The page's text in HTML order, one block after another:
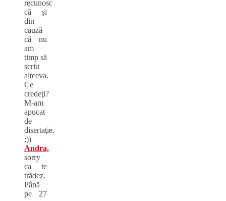
recunosc
că şi
din
cauză
că nu
am
timp să
scriu
altceva.
Ce
credeţi?
M-am
apucat
de
disertaţie.
;))
Andra,
sorry
ca te
trădez.
Până
pe 27